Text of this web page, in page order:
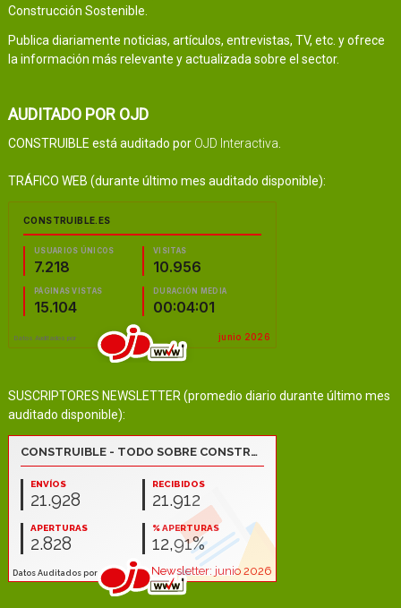
Construcción Sostenible.
Publica diariamente noticias, artículos, entrevistas, TV, etc. y ofrece
la información más relevante y actualizada sobre el sector.
AUDITADO POR OJD
CONSTRUIBLE está auditado por OJD Interactiva
TRÁFICO WEB (durante último mes auditado disponible):
SUSCRIPTORES NEWSLETTER (promedio diario durante último mes
auditado disponible):